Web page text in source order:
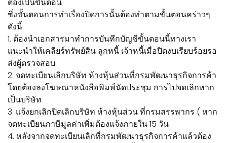
ซึ่งขั้นตอนการทำเรื่องปิดการนั้นต้องทำตามขั้นตอนคร่าวๆ
ดังนี้
1. ต้องนำเอกสารมาทำการบันทึกบัญชีขั้นตอนนี้ทางเรา
แนะนำให้เคลียร์ทรัพย์สิน ลูกหนี้ เจ้าหนี้เมื่อปิดงบเรียบร้อยรอ
ส่งผู้ตรวจสอบ
2. จดทะเบียนเลิกบริษัท ห้างหุ้นส่วนที่กรมพัฒนาธุรกิจการค้า
โดยต้องลงโฆษณาหนังสือพิมพ์นัดประชุม การไปจดเลิกหาก
เป็นบริษัท
3. แจ้งยกเลิกปิดเลิกบริษัท ห้างหุ้นส่วน ที่กรมสรรพากร ( หาก
จดทะเบียนภาษีมูลค่าเพิ่มต้องแจ้งภายใน 15 วัน
4. หลังจากจดทะเบียนเลิกที่กรมพัฒนาธุรกิจการค้าแล้วต้อง